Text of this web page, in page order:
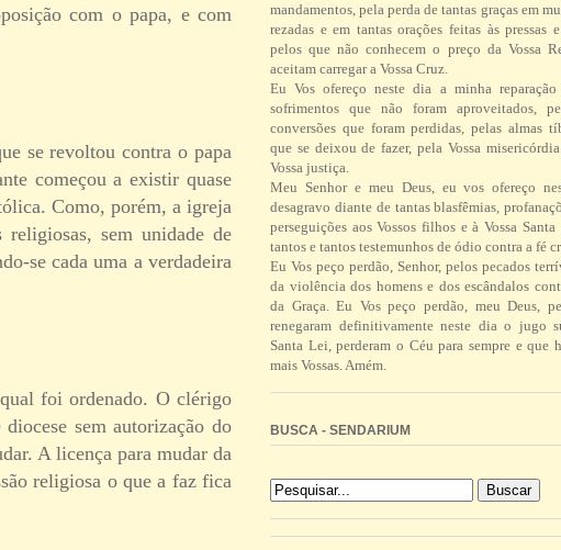
com o papa, e com
se revoltou contra o papa
começou a existir quase
Como, porém, a igreja
sem unidade de
se cada uma a verdadeira
foi ordenado. O clérigo
sem autorização do
A licença para mudar da
religiosa o que a faz fica
mandamentos, pela perda de tantas graças em
rezadas e em tantas orações feitas às pressas
pelos que não conhecem o preço da Vossa
aceitam carregar a Vossa Cruz.
Eu Vos ofereço neste dia a minha
sofrimentos que não foram aproveitados,
conversões que foram perdidas, pelas almas
que se deixou de fazer, pela Vossa
Vossa justiça.
Meu Senhor e meu Deus, eu vos ofereço
desagravo diante de tantas blasfêmias,
perseguições aos Vossos filhos e à Vossa
tantos e tantos testemunhos de ódio contra a fé
Eu Vos peço perdão, Senhor, pelos pecados
da violência dos homens e dos escândalos
da Graça. Eu Vos peço perdão, meu Deus,
renegaram definitivamente neste dia o jugo
Santa Lei, perderam o Céu para sempre e que
mais Vossas. Amém.
BUSCA - SENDARIUM